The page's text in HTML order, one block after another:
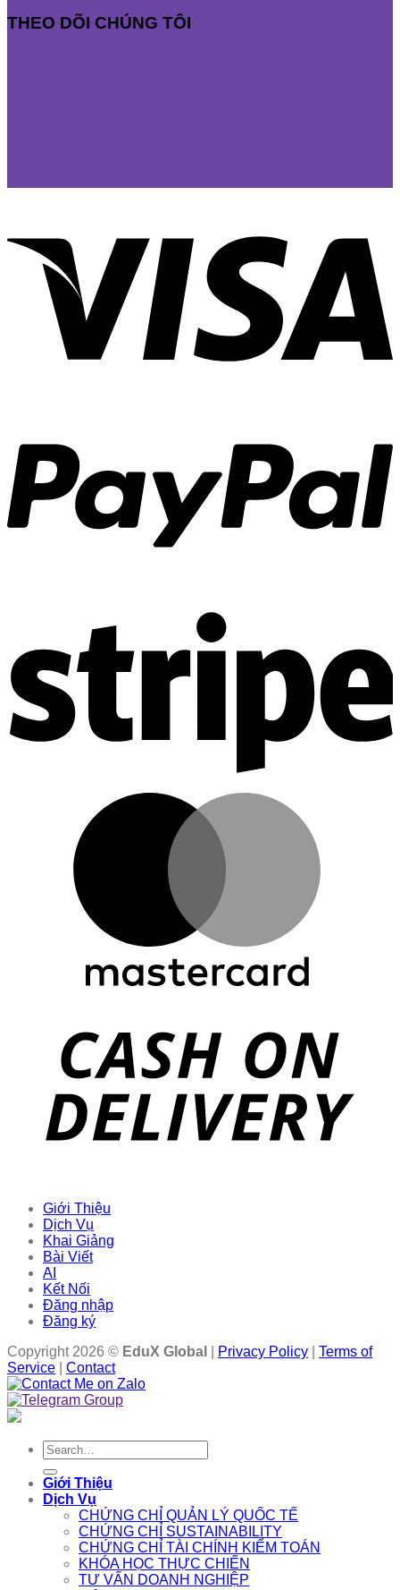
THEO DÕI CHÚNG TÔI
Giới Thiệu
Dịch Vụ
Khai Giảng
Bài Viết
AI
Kết Nối
Đăng nhập
Đăng ký
Copyright 2026 © EduX Global Privacy Policy
Terms of
Service
Contact
Search
for:
Giới Thiệu
Dịch Vụ
CHỨNG CHỈ QUẢN LÝ QUỐC TẾ
CHỨNG CHỈ SUSTAINABILITY
CHỨNG CHỈ TÀI CHÍNH KIỂM TOÁN
KHÓA HỌC THỰC CHIẾN
TƯ VẤN DOANH NGHIỆP